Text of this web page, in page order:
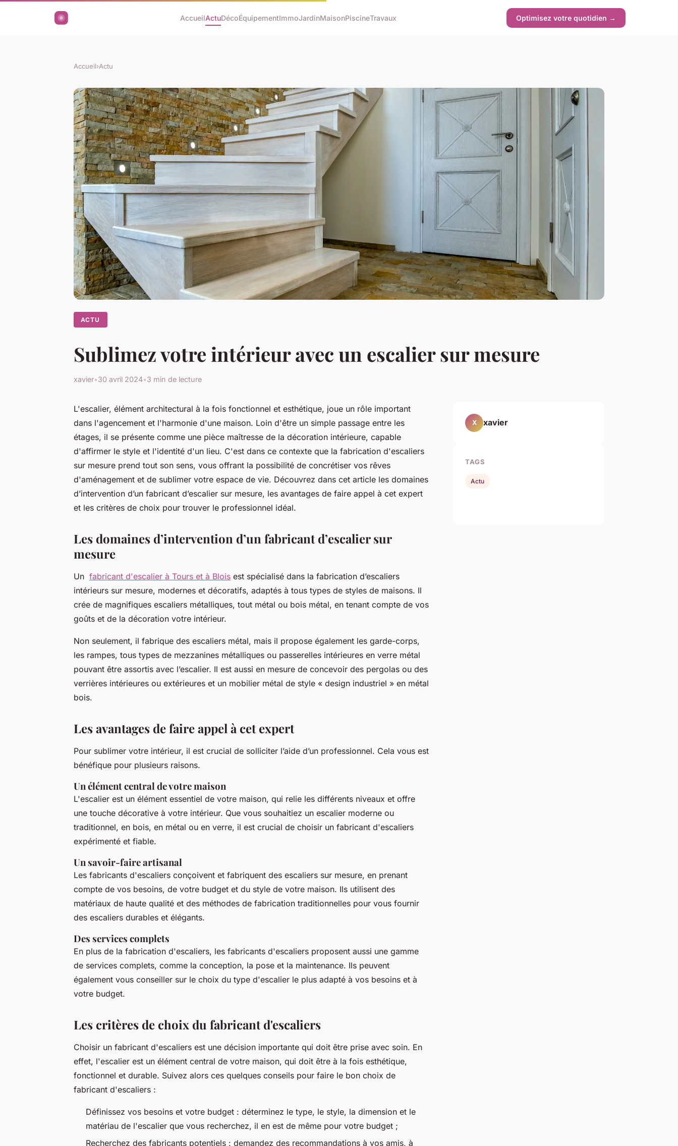
AccueilActuDécoÉquipementImmoJardinMaisonPiscineTravaux Optimisez votre quotidien →
Accueil›Actu
ACTU
Sublimez votre intérieur avec un escalier sur mesure
xavier•30 avril 2024•3 min de lecture
L'escalier, élément architectural à la fois fonctionnel et esthétique, joue un rôle important
dans l'agencement et l'harmonie d'une maison. Loin d'être un simple passage entre les
étages, il se présente comme une pièce maîtresse de la décoration intérieure, capable
d'affirmer le style et l'identité d'un lieu. C'est dans ce contexte que la fabrication d'escaliers
sur mesure prend tout son sens, vous offrant la possibilité de concrétiser vos rêves
d'aménagement et de sublimer votre espace de vie. Découvrez dans cet article les domaines
d’intervention d’un fabricant d’escalier sur mesure, les avantages de faire appel à cet expert
et les critères de choix pour trouver le professionnel idéal.
Les domaines d’intervention d’un fabricant d’escalier sur
mesure
Un fabricant d'escalier à Tours et à Blois est spécialisé dans la fabrication d’escaliers
intérieurs sur mesure, modernes et décoratifs, adaptés à tous types de styles de maisons. Il
crée de magnifiques escaliers métalliques, tout métal ou bois métal, en tenant compte de vos
goûts et de la décoration votre intérieur.
Non seulement, il fabrique des escaliers métal, mais il propose également les garde-corps,
les rampes, tous types de mezzanines métalliques ou passerelles intérieures en verre métal
pouvant être assortis avec l’escalier. Il est aussi en mesure de concevoir des pergolas ou des
verrières intérieures ou extérieures et un mobilier métal de style « design industriel » en métal
bois.
Les avantages de faire appel à cet expert
Pour sublimer votre intérieur, il est crucial de solliciter l’aide d’un professionnel. Cela vous est
bénéfique pour plusieurs raisons.
Un élément central de votre maison
L'escalier est un élément essentiel de votre maison, qui relie les différents niveaux et offre
une touche décorative à votre intérieur. Que vous souhaitiez un escalier moderne ou
traditionnel, en bois, en métal ou en verre, il est crucial de choisir un fabricant d'escaliers
expérimenté et fiable.
Un savoir-faire artisanal
Les fabricants d'escaliers conçoivent et fabriquent des escaliers sur mesure, en prenant
compte de vos besoins, de votre budget et du style de votre maison. Ils utilisent des
matériaux de haute qualité et des méthodes de fabrication traditionnelles pour vous fournir
des escaliers durables et élégants.
Des services complets
En plus de la fabrication d'escaliers, les fabricants d'escaliers proposent aussi une gamme
de services complets, comme la conception, la pose et la maintenance. Ils peuvent
également vous conseiller sur le choix du type d'escalier le plus adapté à vos besoins et à
votre budget.
Les critères de choix du fabricant d'escaliers
Choisir un fabricant d'escaliers est une décision importante qui doit être prise avec soin. En
effet, l'escalier est un élément central de votre maison, qui doit être à la fois esthétique,
fonctionnel et durable. Suivez alors ces quelques conseils pour faire le bon choix de
fabricant d'escaliers :
Définissez vos besoins et votre budget : déterminez le type, le style, la dimension et le
matériau de l'escalier que vous recherchez, il en est de même pour votre budget ;
Recherchez des fabricants potentiels : demandez des recommandations à vos amis, à
X xavier
TAGS
Actu